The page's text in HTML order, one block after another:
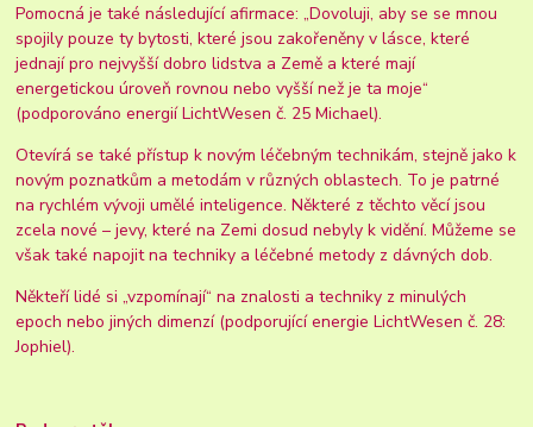
Pomocná je také následující afirmace: „Dovoluji, aby se se mnou
spojily pouze ty bytosti, které jsou zakořeněny v lásce, které
jednají pro nejvyšší dobro lidstva a Země a které mají
energetickou úroveň rovnou nebo vyšší než je ta moje“
(podporováno energií LichtWesen č. 25 Michael).
Otevírá se také přístup k novým léčebným technikám, stejně jako k
novým poznatkům a metodám v různých oblastech. To je patrné
na rychlém vývoji umělé inteligence. Některé z těchto věcí jsou
zcela nové – jevy, které na Zemi dosud nebyly k vidění. Můžeme se
však také napojit na techniky a léčebné metody z dávných dob.
Někteří lidé si „vzpomínají“ na znalosti a techniky z minulých
epoch nebo jiných dimenzí (podporující energie LichtWesen č. 28:
Jophiel).